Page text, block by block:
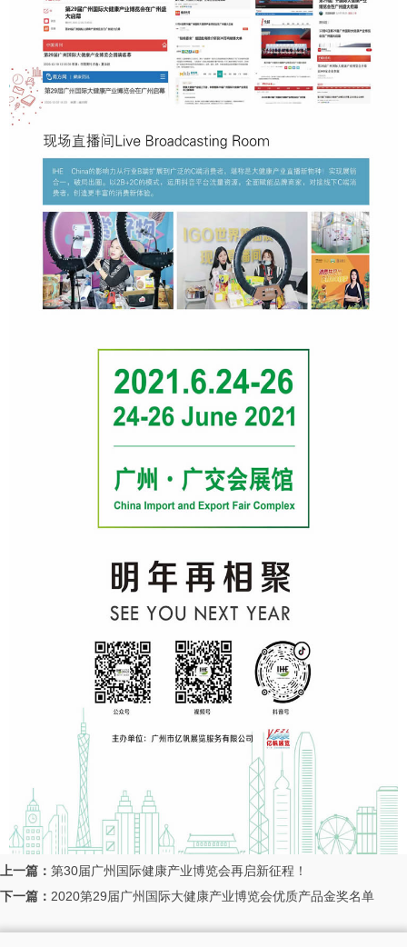
上一篇： 第30届广州国际健康产业博览会再启新征程！​
下一篇： 2020第29届广州国际大健康产业博览会优质产品金奖名单